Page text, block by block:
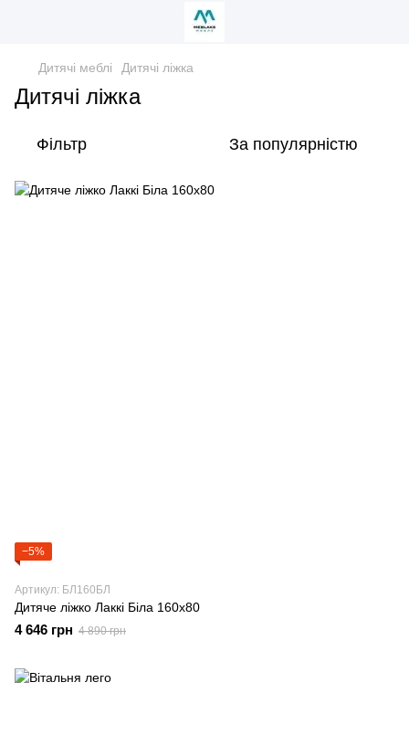
Дитячі меблі Дитячі ліжка
Дитячі ліжка
Фільтр За популярністю
−5%
Артикул: БЛ160БЛ
Дитяче ліжко Лаккі Біла 160х80
4 646 грн 4 890 грн